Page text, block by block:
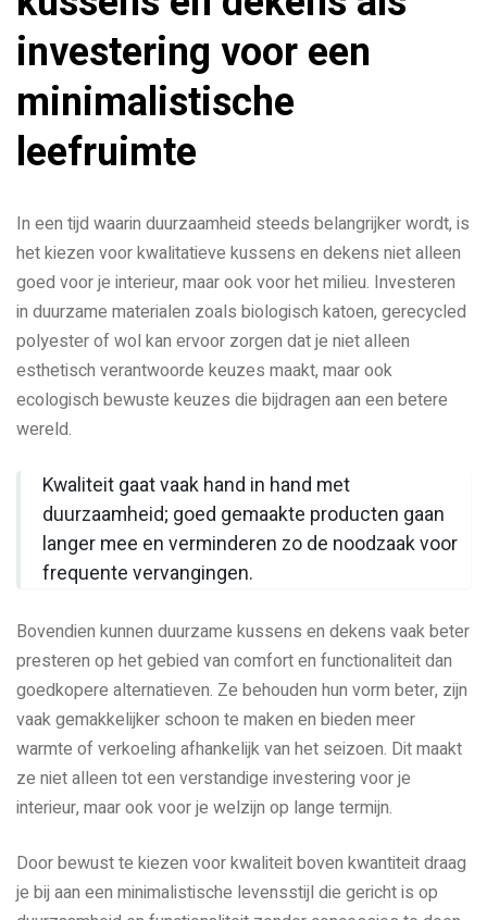
investering voor een
minimalistische
leefruimte
In een tijd waarin duurzaamheid steeds belangrijker wordt, is
het kiezen voor kwalitatieve kussens en dekens niet alleen
goed voor je interieur, maar ook voor het milieu. Investeren
in duurzame materialen zoals biologisch katoen, gerecycled
polyester of wol kan ervoor zorgen dat je niet alleen
esthetisch verantwoorde keuzes maakt, maar ook
ecologisch bewuste keuzes die bijdragen aan een betere
wereld.
Kwaliteit gaat vaak hand in hand met
duurzaamheid; goed gemaakte producten gaan
langer mee en verminderen zo de noodzaak voor
frequente vervangingen.
Bovendien kunnen duurzame kussens en dekens vaak beter
presteren op het gebied van comfort en functionaliteit dan
goedkopere alternatieven. Ze behouden hun vorm beter, zijn
vaak gemakkelijker schoon te maken en bieden meer
warmte of verkoeling afhankelijk van het seizoen. Dit maakt
ze niet alleen tot een verstandige investering voor je
interieur, maar ook voor je welzijn op lange termijn.
Door bewust te kiezen voor kwaliteit boven kwantiteit draag
je bij aan een minimalistische levensstijl die gericht is op